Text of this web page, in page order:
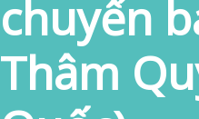
chuyến
Thâm